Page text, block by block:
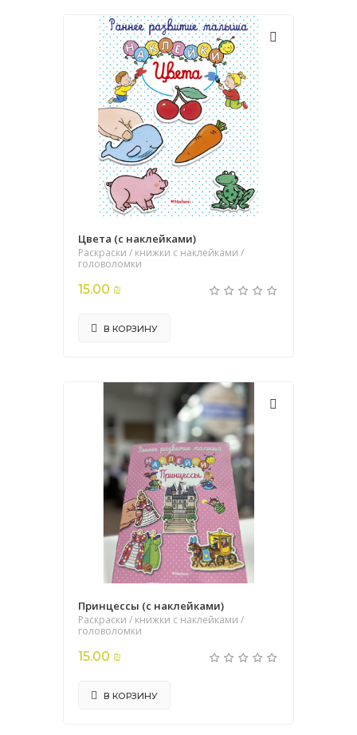
Цвета (с наклейками)
Раскраски / книжки с наклейками /
головоломки
15.00 ₪
В КОРЗИНУ
Принцессы (с наклейками)
Раскраски / книжки с наклейками /
головоломки
15.00 ₪
В КОРЗИНУ